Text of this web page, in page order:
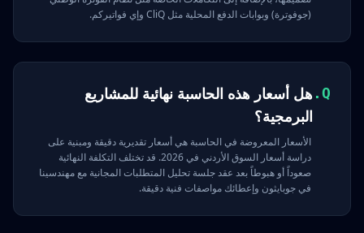
(جوفوترة) وبوابات الدفع المحلية مثل CliQ وإي فواتيركم.
Q. هل أسعار هذه الحاسبة نهائية للمشاريع
البرمجية؟
الأسعار المعروضة في الحاسبة هي أسعار تقديرية دقيقة ومبنية على
دراسة أسعار السوق الأردني في 2026. قد تختلف التكلفة النهائية
صعوداً أو هبوطاً بعد عقد جلسة تحليل المتطلبات المجانية مع مهندسينا
في جوبايثون وإعطائك مواصفات فنية دقيقة.